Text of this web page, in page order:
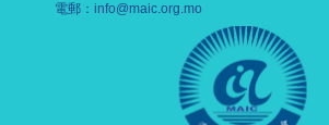
電郵： info@maic.org.mo